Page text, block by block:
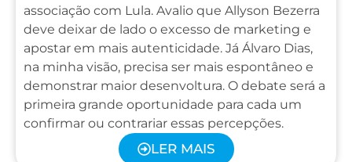
associação com Lula. Avalio que Allyson Bezerra
deve deixar de lado o excesso de marketing e
apostar em mais autenticidade. Já Álvaro Dias,
na minha visão, precisa ser mais espontâneo e
demonstrar maior desenvoltura. O debate será a
primeira grande oportunidade para cada um
confirmar ou contrariar essas percepções.
LER MAIS